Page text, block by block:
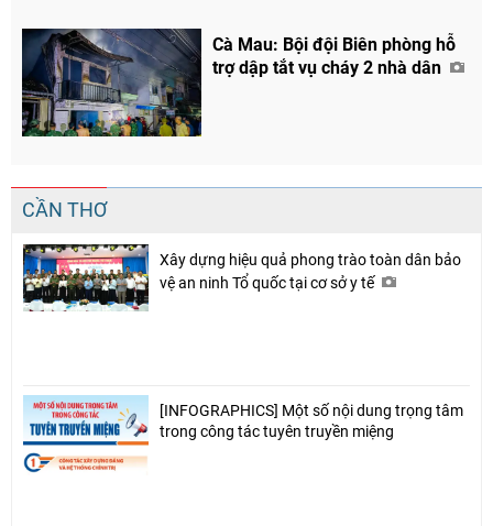
Cà Mau: Bội đội Biên phòng hỗ
trợ dập tắt vụ cháy 2 nhà dân
CẦN THƠ
Xây dựng hiệu quả phong trào toàn dân bảo
vệ an ninh Tổ quốc tại cơ sở y tế
[INFOGRAPHICS] Một số nội dung trọng tâm
trong công tác tuyên truyền miệng